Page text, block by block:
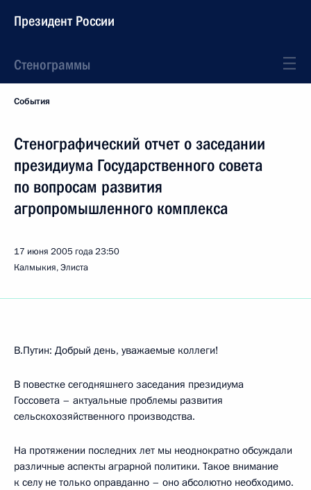
Президент России
Стенограммы
События
Стенографический отчет о заседании
президиума Государственного совета
по вопросам развития
агропромышленного комплекса
17 июня 2005 года23:50
Калмыкия, Элиста
В.Путин: Добрый день, уважаемые коллеги!
В повестке сегодняшнего заседания президиума
Госсовета – актуальные проблемы развития
сельскохозяйственного производства.
На протяжении последних лет мы неоднократно обсуждали
различные аспекты аграрной политики. Такое внимание
к селу не только оправданно – оно абсолютно необходимо.